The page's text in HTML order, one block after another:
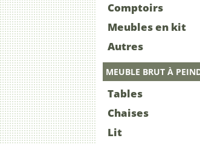
Comptoirs
Meubles en kit
Autres
MEUBLE BRUT À
Tables
Chaises
Lit